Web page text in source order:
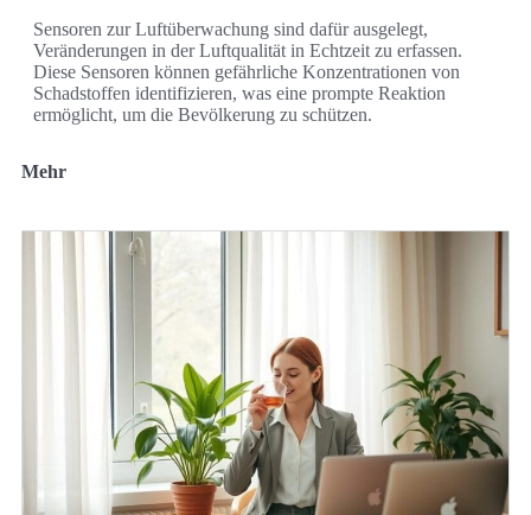
Sensoren zur Luftüberwachung sind dafür ausgelegt,
Veränderungen in der Luftqualität in Echtzeit zu erfassen.
Diese Sensoren können gefährliche Konzentrationen von
Schadstoffen identifizieren, was eine prompte Reaktion
ermöglicht, um die Bevölkerung zu schützen.
Mehr